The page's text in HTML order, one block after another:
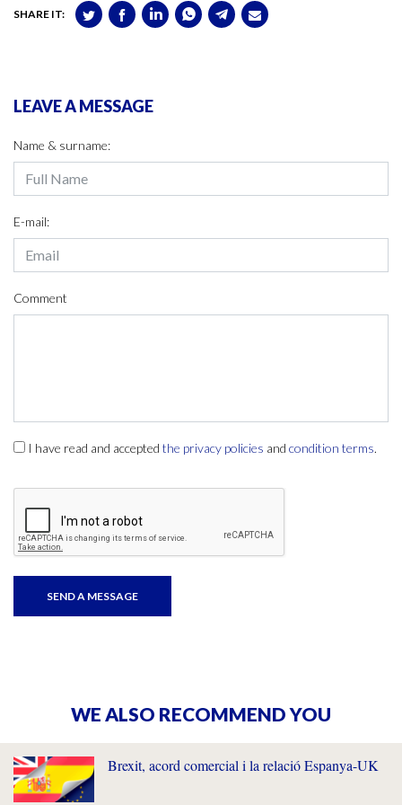
SHARE IT:
LEAVE A MESSAGE
Name & surname:
E-mail:
Comment
I have read and accepted the privacy policies and condition terms.
WE ALSO RECOMMEND YOU
Brexit, acord comercial i la relació Espanya-UK